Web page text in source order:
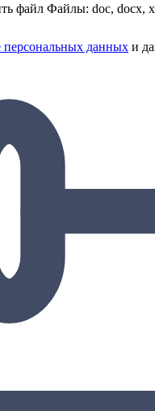
файл Файлы: doc, docx,
персональных данных и